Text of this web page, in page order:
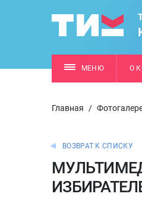
МЕНЮ О
Главная /
ВОЗВРАТ К СПИСКУ